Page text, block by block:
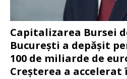
Capitalizarea Bursei
București a depășit
100 de miliarde de
Creșterea a accelerat